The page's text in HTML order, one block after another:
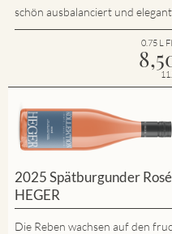
schön ausbalanciert und elegant,
0.75 L
2025 Spätburgunder
HEGER
Die Reben wachsen auf den